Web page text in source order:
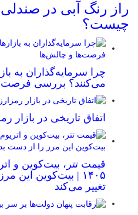
راز رنگ آبی در صندلی
چیست؟
چرا سرمایه‌گذاران به
می‌کنند؟ بررسی
اتفاق تاریخی در بازار
۱۴۰۵ | بیت‌کوین
تغییر می‌کند